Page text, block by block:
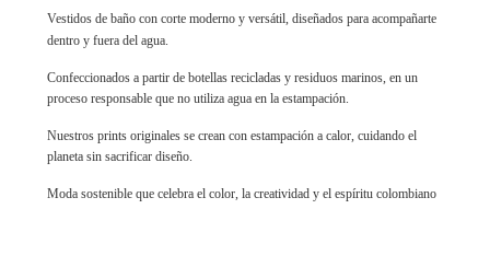
Vestidos de baño con corte moderno y versátil, diseñados para acompañarte
dentro y fuera del agua.
Confeccionados a partir de botellas recicladas y residuos marinos, en un
proceso responsable que no utiliza agua en la estampación.
Nuestros prints originales se crean con estampación a calor, cuidando el
planeta sin sacrificar diseño.
Moda sostenible que celebra el color, la creatividad y el espíritu colombiano